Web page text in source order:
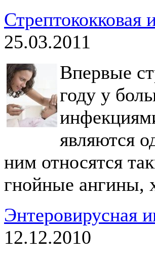
Стрептококковая
25.03.2011
Впервые
году у
являются
ним относятся
гнойные ангины,
Энтеровирусная
12.12.2010